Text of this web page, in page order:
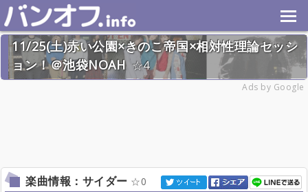
11/25(土)赤い公園×きのこ帝国×相対性理論セッシ
ョン！＠池袋NOAH
4
Ads by Google
楽曲情報：サイダー 0